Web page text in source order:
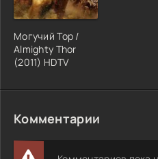
Могучий Тор /
Almighty Thor
(2011) HDTV
Комментарии